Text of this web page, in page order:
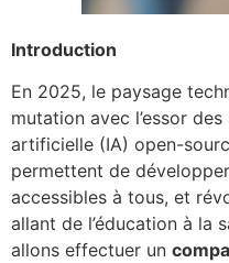
Introduction
En 2025, le paysage
mutation avec l’essor
artificielle (IA) open-
permettent de
accessibles à tous, et
allant de l’éducation à la
allons effectuer un